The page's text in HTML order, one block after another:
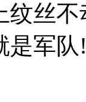
纹丝
是军